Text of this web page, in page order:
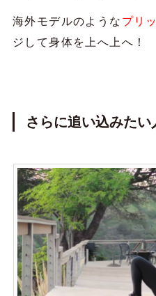
海外モデルのような プリ
ジして身体を上へ上へ！
さらに追い込みたい